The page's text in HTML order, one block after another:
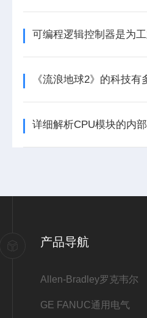
产品导航
Allen-Bradley罗克韦尔
GE FANUC通用电气